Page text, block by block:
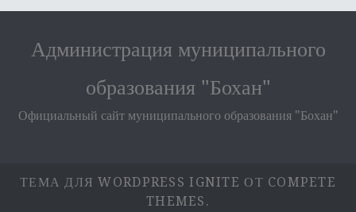
Администрация муниципального
образования "Бохан"
Официальный сайт муниципального образования "Бохан"
ТЕМА ДЛЯ WORDPRESS IGNITE ОТ COMPETE
THEMES.